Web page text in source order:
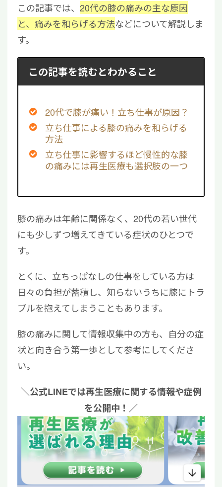
この記事では、 20代の膝の痛みの主な原因
と、痛みを和らげる方法などについて解説しま
す。
この記事を読むとわかること
20代で膝が痛い！立ち仕事が原因？
立ち仕事による膝の痛みを和らげる
方法
立ち仕事に影響するほど慢性的な膝
の痛みには再生医療も選択肢の一つ
膝の痛みは年齢に関係なく、20代の若い世代
にも少しずつ増えてきている症状のひとつで
す。
とくに、立ちっぱなしの仕事をしている方は
日々の負担が蓄積し、知らないうちに膝にトラ
ブルを抱えてしまうこともあります。
膝の痛みに関して情報収集中の方も、自分の症
状と向き合う第一歩として参考にしてくださ
い。
＼公式LINEでは再生医療に関する情報や症例
を公開中！／